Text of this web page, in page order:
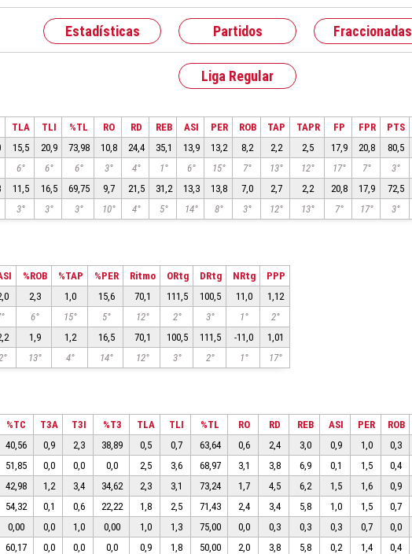
Estadísticas Partidos Fraccionadas
Liga Regular
TLA TLI %TL RO RD REB ASI PER ROB TAP TAPR FP FPR PTS
15,5 20,9 73,98 10,8 24,4 35,1 13,9 13,2 8,2 2,2 2,5 17,9 20,8 80,5
6° 6° 6° 3° 4° 1° 6° 15° 7° 13° 12° 17° 7° 3°
11,5 16,5 69,75 9,7 21,5 31,2 13,3 13,8 7,0 2,7 2,2 20,8 17,9 72,5
3° 3° 3° 10° 4° 5° 14° 8° 3° 12° 13° 7° 17° 3°
%ROB %TAP %PER Ritmo ORtg DRtg NRtg
PPP
2,3 1,0 15,6 70,1 111,5 100,5 11,0
1,12
6° 15° 5° 12° 2° 3° 1°
2°
1,9 1,2 16,5 70,1 100,5 111,5 -11,0
1,01
13° 4° 14° 12° 3° 2° 1° 17°
%TC T3A T3I %T3 TLA TLI %TL RO RD REB ASI PER ROB
40,56 0,9 2,3 38,89 0,5 0,7 63,64 0,6 2,4 3,0 0,9 1,0 0,3
51,85 0,0 0,0 0,0 2,5 3,6 68,97 3,1 3,8 6,9 0,1 1,5 0,4
42,98 1,2 3,4 34,62 2,3 3,1 73,24 1,7 4,5 6,2 1,5 1,6 0,9
54,32 0,1 0,6 22,22 1,8 2,5 71,43 2,4 3,4 5,8 1,0 1,5 0,7
0,00 0,0 1,0 0,00 1,0 1,3 75,00 0,0 0,3 0,3 0,3 0,7 0,0
60,17 0,0 0,0 0,0 0,9 1,8 50,00 2,0 3,8 5,8 0,2 1,4 0,4